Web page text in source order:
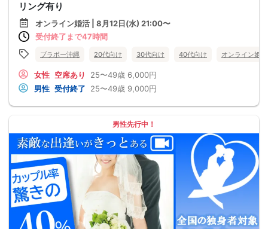
リング有り
オンライン婚活 | 8月12日(水) 21:00〜
受付終了まで47時間
ブラボー沖縄 20代向け 30代向け 40代向け オンライン婚活
女性 空席あり 25〜49歳 6,000円
男性 受付終了 25〜49歳 9,000円
男性先行中！